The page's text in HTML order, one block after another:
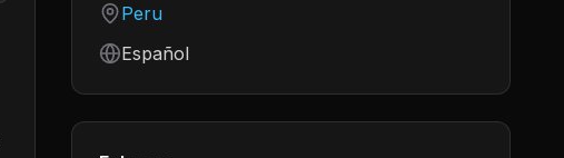
Country
Peru
Language
Español